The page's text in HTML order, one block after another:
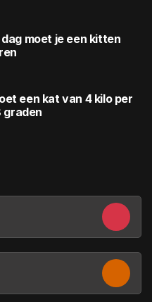
moet je een kitten
een kat van 4 kilo per
graden